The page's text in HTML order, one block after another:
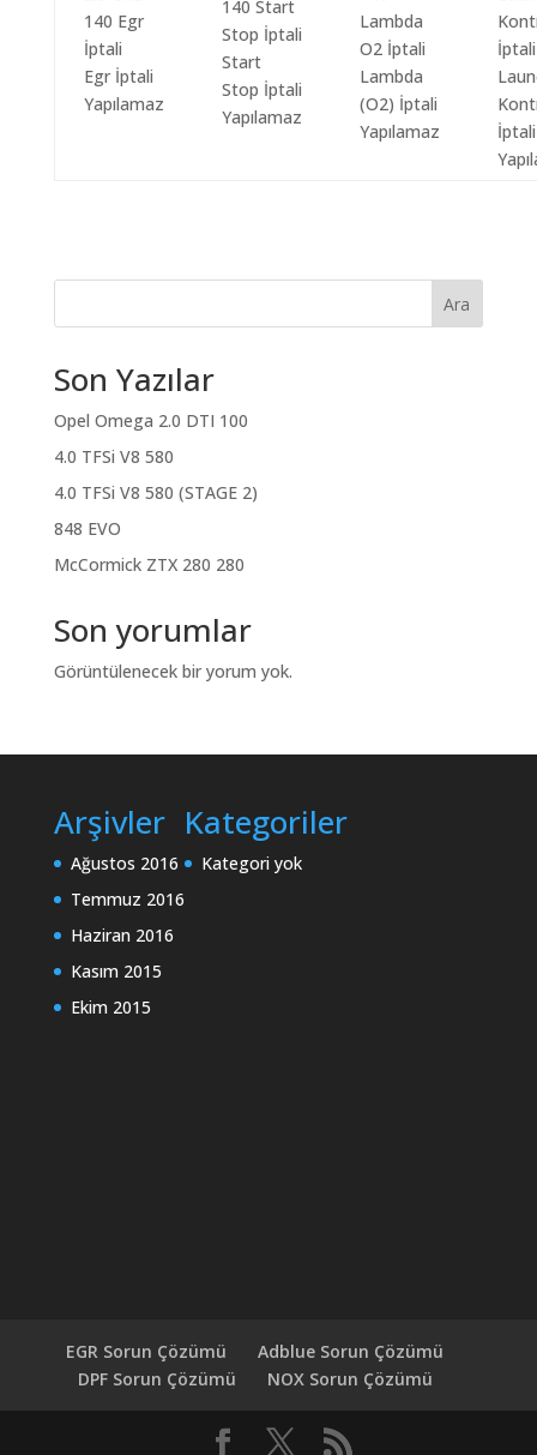
Egr İptali
Yapılamaz
Start
Stop İptali
Yapılamaz
Lambda
(O2) İptali
Yapılamaz
İptali
Ara
Son Yazılar
Opel Omega 2.0 DTI 100
4.0 TFSi V8 580
4.0 TFSi V8 580 (STAGE 2)
848 EVO
McCormick ZTX 280 280
Son yorumlar
Görüntülenecek bir yorum yok.
Arşivler
Ağustos 2016
Temmuz 2016
Haziran 2016
Kasım 2015
Ekim 2015
Kategoriler
Kategori yok
EGR Sorun Çözümü
Adblue Sorun Çözümü
DPF Sorun Çözümü
NOX Sorun Çözümü